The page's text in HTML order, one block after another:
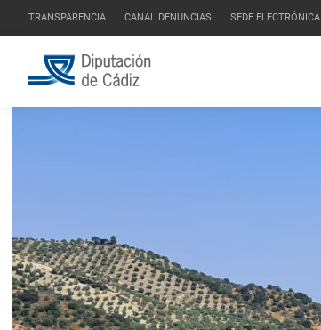
TRANSPARENCIA CANAL DENUNCIAS SEDE ELECTRÓNICA